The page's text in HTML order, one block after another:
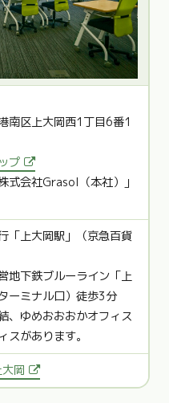
南区上大岡西1丁目6番1
プ
式会社Grasol（本社）」
「上大岡駅」（京急百貨
地下鉄ブルーライン「上
ーミナル口）徒歩3分
、ゆめおおおかオフィス
スがあります。
岡